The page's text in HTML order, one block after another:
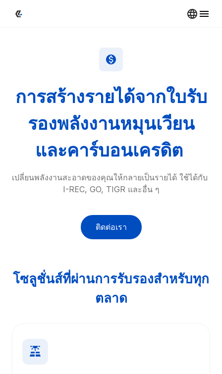
การสร้างรายได้จากใบรับ
รองพลังงานหมุนเวียน
และคาร์บอนเครดิต
เปลี่ยนพลังงานสะอาดของคุณให้กลายเป็นรายได้ ใช้ได้กับ
I-REC, GO, TIGR และอื่น ๆ
ติดต่อเรา
โซลูชั่นส์ที่ผ่านการรับรองสำหรับทุก
ตลาด